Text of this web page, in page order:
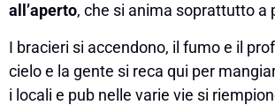
all’aperto, che si anima soprattutto a
I bracieri si accendono, il fumo e il
cielo e la gente si reca qui per
i locali e pub nelle varie vie si